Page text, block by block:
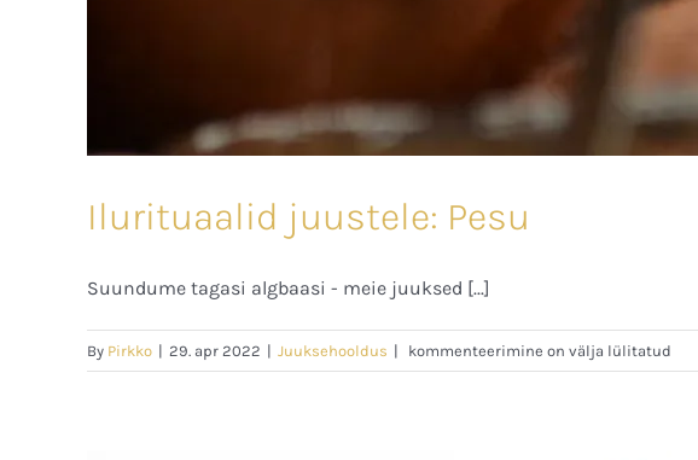
Ilurituaalid juustele: Pesu
Suundume tagasi algbaasi - meie juuksed [...]
By Pirkko | 29. apr 2022 | Juuksehooldus |
Ilurituaalid
juustele:
kommenteerimine on välja lülitatud